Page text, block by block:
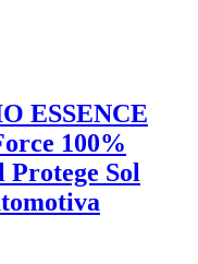
ESSENCE
100%
Sol